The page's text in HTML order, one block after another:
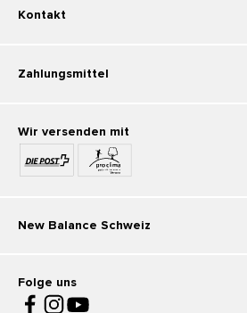
Kontakt
New Balance Schweiz
Folge uns
Wir versenden mit
Zahlungsmittel